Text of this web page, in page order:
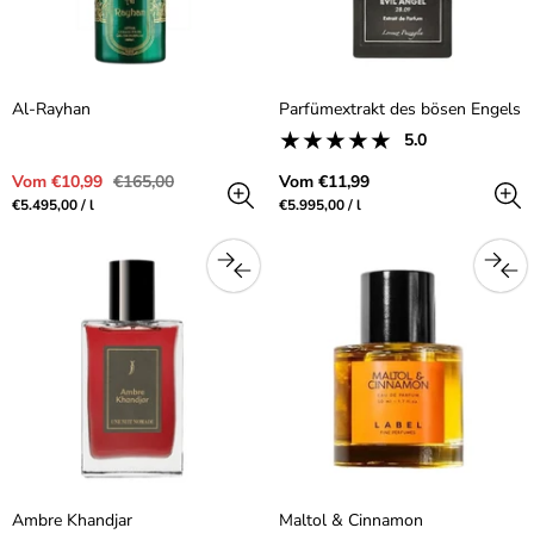
Al-Rayhan
Verkaufspreis
Vom €10,99 Regulärer
€165,00
Preis
€5.495,00/pro
l
Parfümextrakt des bösen Engels
Produktrezensionen:
5.0
aus
5.0
5.01
Regulärer
Preis
Vom €11,99
Preis
€5.995,00/pro
l
Ambre Khandjar
Maltol & Cinnamon